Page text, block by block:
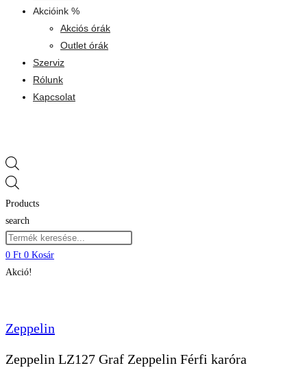
Akcióink %
Akciós órák
Outlet órák
Szerviz
Rólunk
Kapcsolat
Products
search
0 Ft 0 Kosár
Akció!
Zeppelin
Zeppelin LZ127 Graf Zeppelin Férfi karóra